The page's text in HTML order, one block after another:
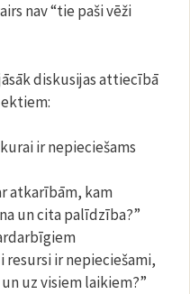
nav “tie paši vēži
diskusijas attiecībā
ir nepieciešams
atkarībām, kam
un cita palīdzība?”
ir nepieciešami,
uz visiem laikiem?”